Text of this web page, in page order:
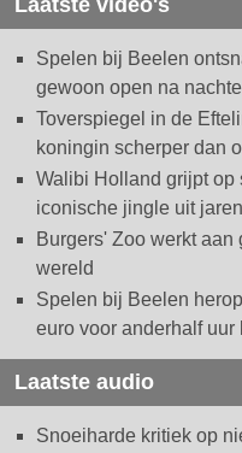
Laatste video's
Spelen bij Beelen
gewoon open na
Toverspiegel in de
koningin scherper dan
Walibi Holland grijpt op
iconische jingle uit
Burgers' Zoo werkt
wereld
Spelen bij Beelen
euro voor anderhalf uur
Laatste audio
Snoeiharde kritiek op